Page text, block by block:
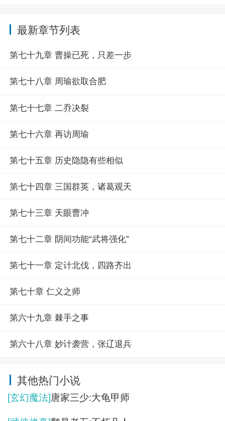
最新章节列表
第七十九章 曹操已死，只差一步
第七十八章 周瑜欲取合肥
第七十七章 二乔决裂
第七十六章 再访周瑜
第七十五章 历史隐隐有些相似
第七十四章 三国群英，诸葛观天
第七十三章 天眼曹冲
第七十二章 阴间功能“武将强化”
第七十一章 定计北伐，四路齐出
第七十章 仁义之师
第六十九章 棘手之事
第六十八章 妙计袭营，张辽退兵
其他热门小说
[玄幻魔法]唐家三少:大龟甲师